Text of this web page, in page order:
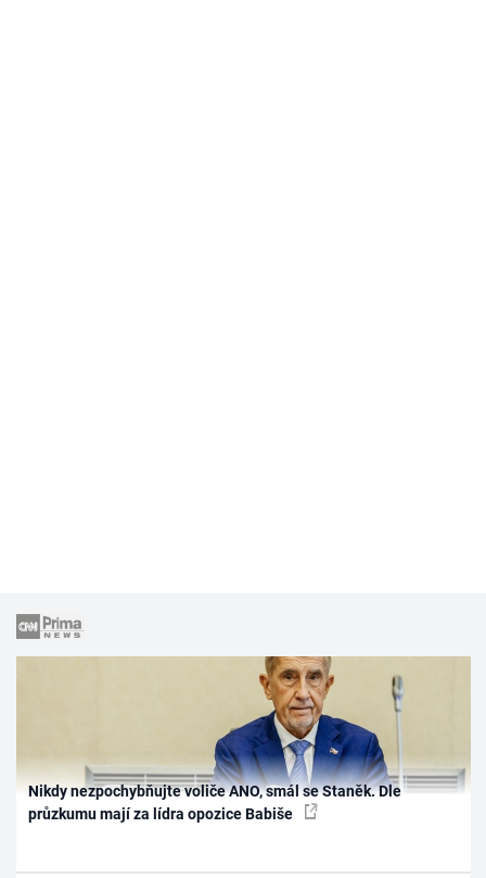
Nikdy nezpochybňujte voliče ANO, smál se Staněk. Dle
průzkumu mají za lídra opozice Babiše